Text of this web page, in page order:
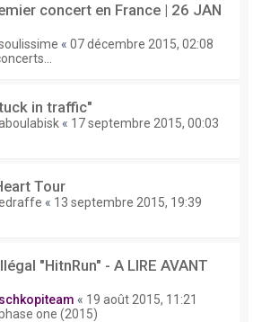
concert en France | 26 JAN
« 07 décembre 2015, 02:08
in traffic"
« 17 septembre 2015, 00:03
Tour
« 13 septembre 2015, 19:39
"HitnRun" - A LIRE AVANT
schkopiteam « 19 août 2015, 11:21
one (2015)